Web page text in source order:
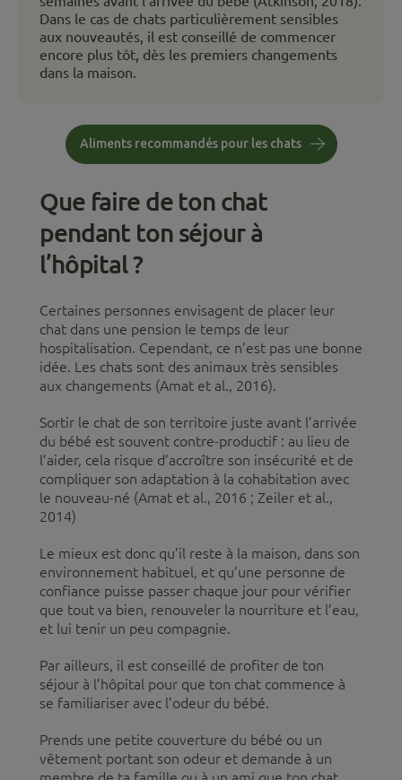
Dans le cas de chats particulièrement sensibles
aux nouveautés, il est conseillé de commencer
encore plus tôt, dès les premiers changements
dans la maison.
Aliments recommandés pour les chats
Que faire de ton chat
pendant ton séjour à
l’hôpital ?
Certaines personnes envisagent de placer leur
chat dans une pension le temps de leur
hospitalisation. Cependant, ce n’est pas une bonne
idée. Les chats sont des animaux très sensibles
aux changements (Amat et al., 2016).
Sortir le chat de son territoire juste avant l’arrivée
du bébé est souvent contre-productif : au lieu de
l’aider, cela risque d’accroître son insécurité et de
compliquer son adaptation à la cohabitation avec
le nouveau-né (Amat et al., 2016 ; Zeiler et al.,
2014)
Le mieux est donc qu’il reste à la maison, dans son
environnement habituel, et qu’une personne de
confiance puisse passer chaque jour pour vérifier
que tout va bien, renouveler la nourriture et l’eau,
et lui tenir un peu compagnie.
Par ailleurs, il est conseillé de profiter de ton
séjour à l’hôpital pour que ton chat commence à
se familiariser avec l’odeur du bébé.
Prends une petite couverture du bébé ou un
vêtement portant son odeur et demande à un